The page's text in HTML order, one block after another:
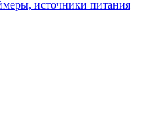
источники питания